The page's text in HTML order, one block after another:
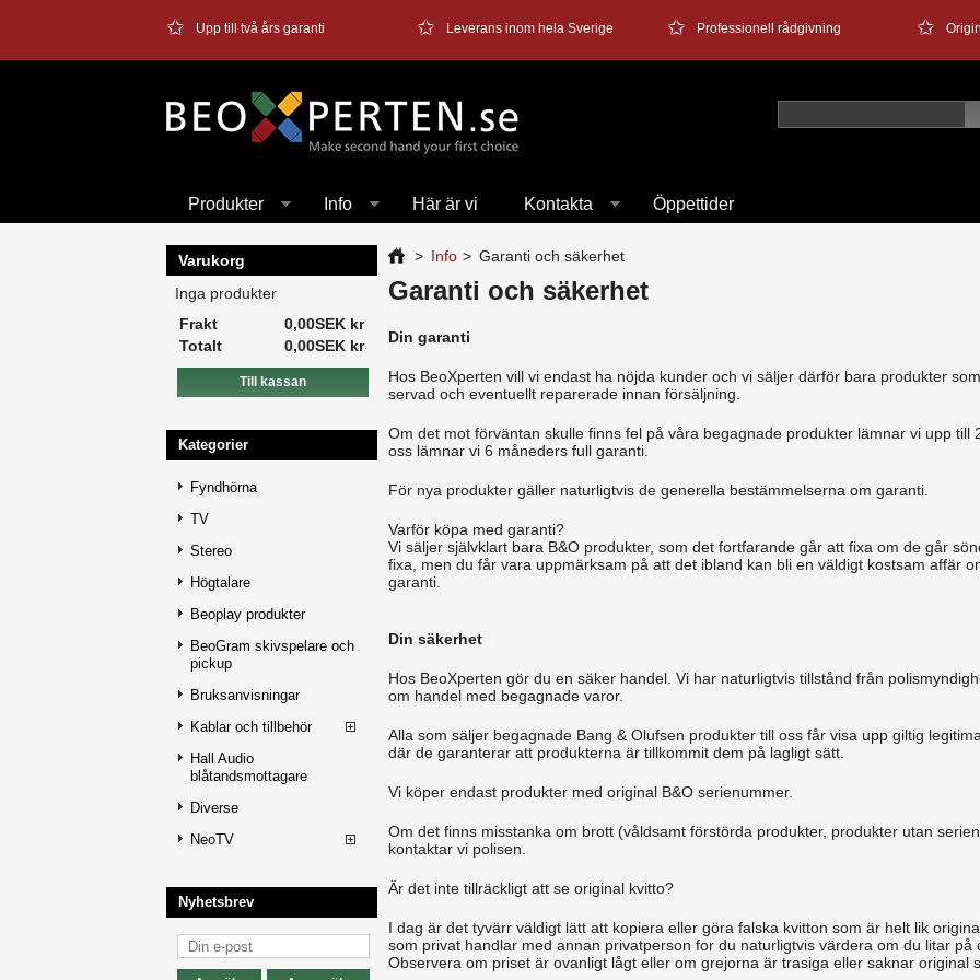
✩ Upp till två års garanti ✩ Leverans inom hela Sverige ✩ Professionell rådgivning ✩
Produkter Info Här är vi Kontakta Öppettider
Varukorg
Inga produkter
0,00SEK kr
Frakt
0,00SEK kr
Totalt
Till kassan
Kategorier
Fyndhörna
TV
Stereo
Högtalare
Beoplay produkter
BeoGram skivspelare och
pickup
Bruksanvisningar
Kablar och tillbehör
Hall Audio
blåtandsmottagare
Diverse
NeoTV
Nyhetsbrev
> Info > Garanti och säkerhet
Garanti och säkerhet
Din garanti
Hos BeoXperten vill vi endast ha nöjda kunder och vi säljer därför bara produkter
servad och eventuellt reparerade innan försäljning.
Om det mot förväntan skulle finns fel på våra begagnade produkter lämnar vi upp
oss lämnar vi 6 måneders full garanti.
För nya produkter gäller naturligtvis de generella bestämmelserna om garanti.
Varför köpa med garanti?
Vi säljer självklart bara B&O produkter, som det fortfarande går att fixa om de går
fixa, men du får vara uppmärksam på att det ibland kan bli en väldigt kostsam affär
garanti.
Din säkerhet
Hos BeoXperten gör du en säker handel. Vi har naturligtvis tillstånd från
om handel med begagnade varor.
Alla som säljer begagnade Bang & Olufsen produkter till oss får visa upp giltig
där de garanterar att produkterna är tillkommit dem på lagligt sätt.
Vi köper endast produkter med original B&O serienummer.
Om det finns misstanka om brott (våldsamt förstörda produkter, produkter utan
kontaktar vi polisen.
Är det inte tillräckligt att se original kvitto?
I dag är det tyvärr väldigt lätt att kopiera eller göra falska kvitton som är helt lik
som privat handlar med annan privatperson for du naturligtvis värdera om du litar
Observera om priset är ovanligt lågt eller om grejorna är trasiga eller saknar original